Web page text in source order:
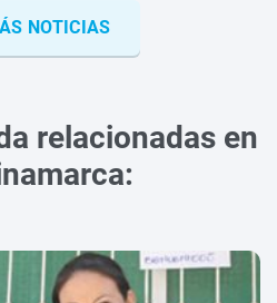
NOTICIAS
relacionadas en